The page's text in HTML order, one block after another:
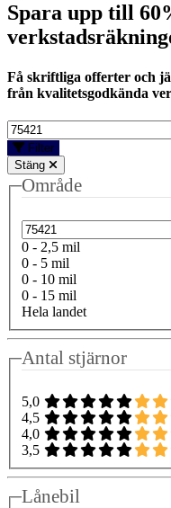
Spara upp till
Få skriftliga offerter och
från kvalitetsgodkända
Filter
Stäng
Område
0 - 2,5 mil
0 - 5 mil
0 - 10 mil
0 - 15 mil
Hela landet
Antal stjärnor
5,0
4,5
4,0
3,5
Lånebil